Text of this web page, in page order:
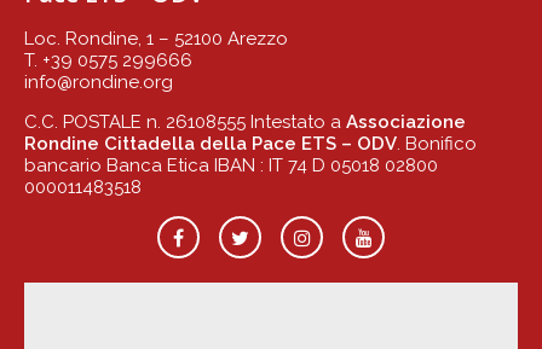
Loc. Rondine, 1 – 52100 Arezzo
T. +39 0575 299666
info@rondine.org
C.C. POSTALE n. 26108555 Intestato a Associazione
Rondine Cittadella della Pace ETS – ODV. Bonifico
bancario Banca Etica IBAN : IT 74 D 05018 02800
000011483518